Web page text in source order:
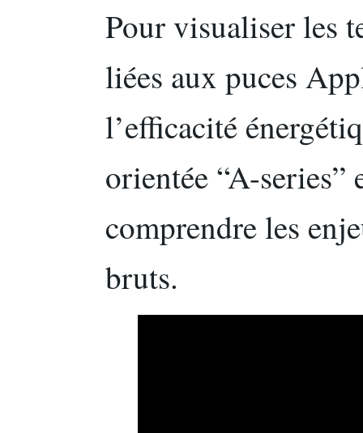
Pour visualiser les
liées aux puces
l’efficacité
orientée “A-series”
comprendre les
bruts.